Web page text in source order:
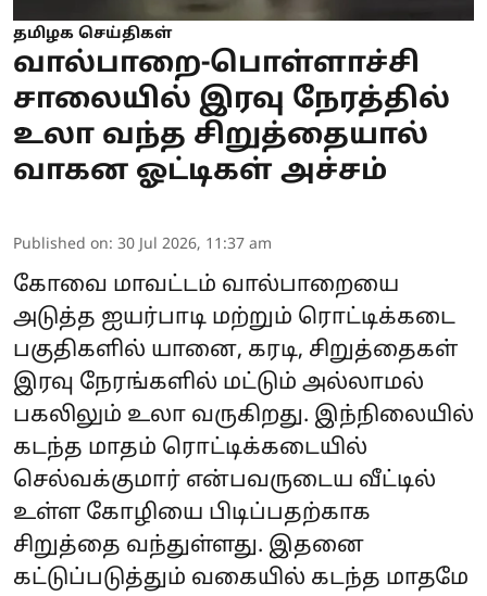
தமிழக செய்திகள்
வால்பாறை-பொள்ளாச்சி
சாலையில் இரவு நேரத்தில்
உலா வந்த சிறுத்தையால்
வாகன ஓட்டிகள் அச்சம்
Published on: 30 Jul 2026, 11:37 am
கோவை மாவட்டம் வால்பாறையை
அடுத்த ஐயர்பாடி மற்றும் ரொட்டிக்கடை
பகுதிகளில் யானை, கரடி, சிறுத்தைகள்
இரவு நேரங்களில் மட்டும் அல்லாமல்
பகலிலும் உலா வருகிறது. இந்நிலையில்
கடந்த மாதம் ரொட்டிக்கடையில்
செல்வக்குமார் என்பவருடைய வீட்டில்
உள்ள கோழியை பிடிப்பதற்காக
சிறுத்தை வந்துள்ளது. இதனை
கட்டுப்படுத்தும் வகையில் கடந்த மாதமே